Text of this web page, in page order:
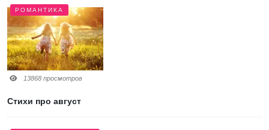
РОМАНТИКА
13868 просмотров
Стихи про август